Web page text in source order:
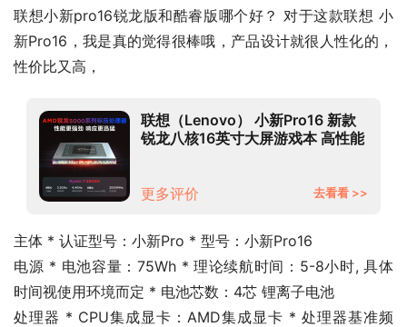
联想小新pro16锐龙版和酷睿版哪个好？ 对于这款联想 小
新Pro16，我是真的觉得很棒哦，产品设计就很人性化的，
性价比又高，
联想（Lenovo） 小新Pro16 新款
锐龙八核16英寸大屏游戏本 高性能
2.5K超清屏丨高色域
更多评价 去看看 >>
主体 * 认证型号：小新Pro * 型号：小新Pro16
电源 * 电池容量：75Wh * 理论续航时间：5-8小时, 具体
时间视使用环境而定 * 电池芯数：4芯 锂离子电池
处理器 * CPU集成显卡：AMD集成显卡 * 处理器基准频